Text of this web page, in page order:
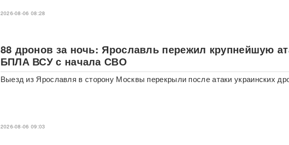
2026-08-06 08:28
88 дронов за ночь: Ярославль пережил крупнейшую
БПЛА ВСУ с начала СВО
Выезд из Ярославля в сторону Москвы перекрыли после атаки украинских
2026-08-06 09:03